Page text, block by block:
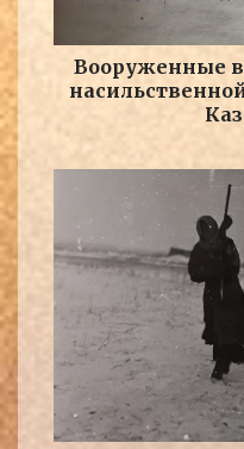
Вооруженные